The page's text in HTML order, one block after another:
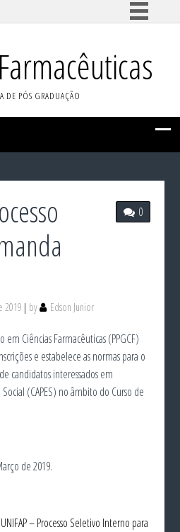
Comunica BR
Participe
Acesso à informação
DE PÓS GRADUAÇÃO
0
2019 by Edson Junior
em Ciências Farmacêuticas (PPGCF)
e estabelece as normas para o
candidatos interessados em
(CAPES) no âmbito do Curso de
de 2019.
– Processo Seletivo Interno para